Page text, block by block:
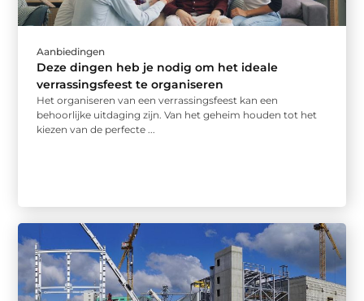
Aanbiedingen
Deze dingen heb je nodig om het ideale
verrassingsfeest te organiseren
Het organiseren van een verrassingsfeest kan een
behoorlijke uitdaging zijn. Van het geheim houden tot het
kiezen van de perfecte ...